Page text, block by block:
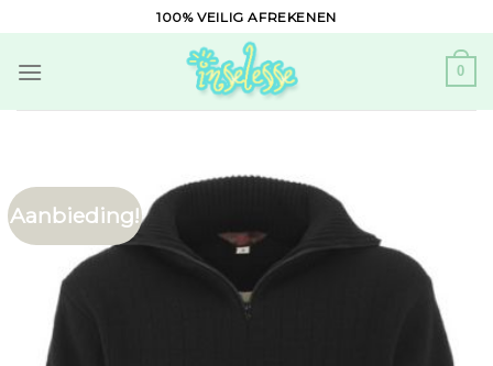
to
content
100% VEILIG AFREKENEN
0
Aanbieding!